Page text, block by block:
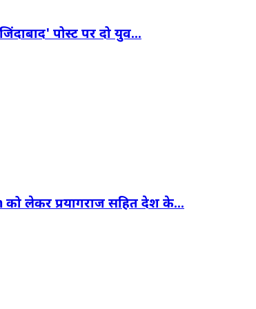
पोस्ट पर दो युव...
को लेकर प्रयागराज सहित देश के...